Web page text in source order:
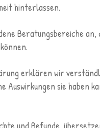
hinterlassen.
Beratungsbereiche
erklären wir
Auswirkungen sie haben